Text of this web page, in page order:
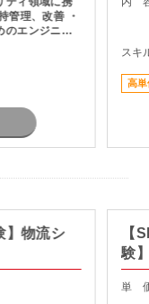
管理、改善 ・
のエンジニア
・障害に対す
やオンプレサ
ワーク配備担
スキ
高単
】物流シ
【
験
援
単